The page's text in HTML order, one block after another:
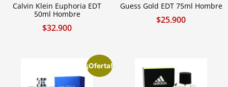
Calvin Klein Euphoria EDT
50ml Hombre
$32.900
Guess Gold EDT 75ml Hombre
$25.900
¡Oferta!